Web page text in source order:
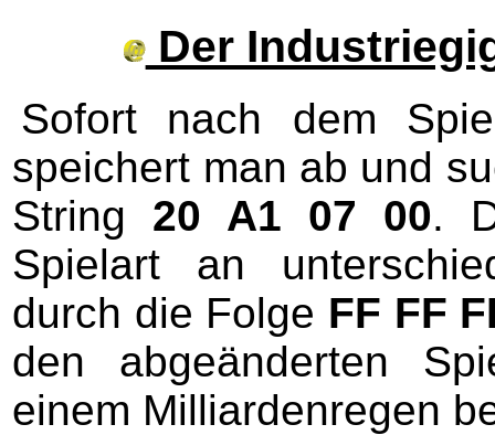
Der
Sofort nach dem
speichert man ab und
String 20 A1 07 00.
Spielart an
durch die Folge FF FF
den abgeänderten
einem Milliardenregen